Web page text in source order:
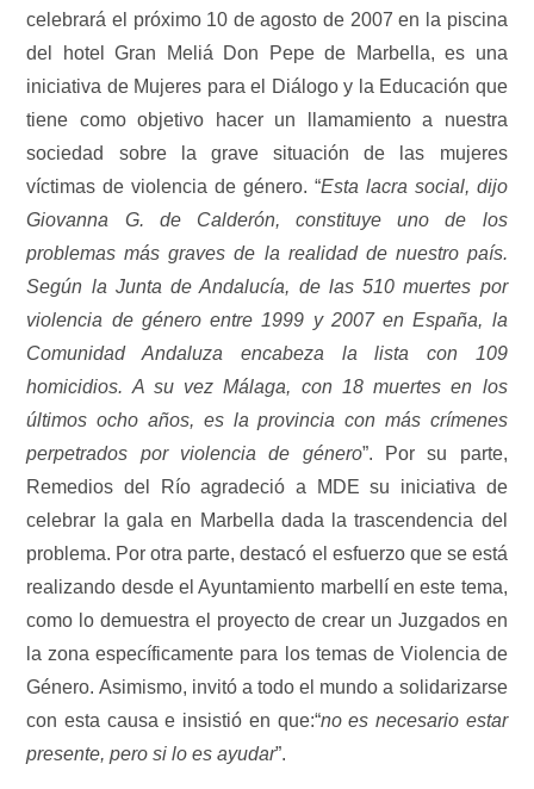
celebrará el próximo 10 de agosto de 2007 en la piscina
del hotel Gran Meliá Don Pepe de Marbella, es una
iniciativa de Mujeres para el Diálogo y la Educación que
tiene como objetivo hacer un llamamiento a nuestra
sociedad sobre la grave situación de las mujeres
víctimas de violencia de género. “Esta lacra social, dijo
Giovanna G. de Calderón, constituye uno de los
problemas más graves de la realidad de nuestro país.
Según la Junta de Andalucía, de las 510 muertes por
violencia de género entre 1999 y 2007 en España, la
Comunidad Andaluza encabeza la lista con 109
homicidios. A su vez Málaga, con 18 muertes en los
últimos ocho años, es la provincia con más crímenes
perpetrados por violencia de género”. Por su parte,
Remedios del Río agradeció a MDE su iniciativa de
celebrar la gala en Marbella dada la trascendencia del
problema. Por otra parte, destacó el esfuerzo que se está
realizando desde el Ayuntamiento marbellí en este tema,
como lo demuestra el proyecto de crear un Juzgados en
la zona específicamente para los temas de Violencia de
Género. Asimismo, invitó a todo el mundo a solidarizarse
con esta causa e insistió en que:“no es necesario estar
presente, pero si lo es ayudar”.